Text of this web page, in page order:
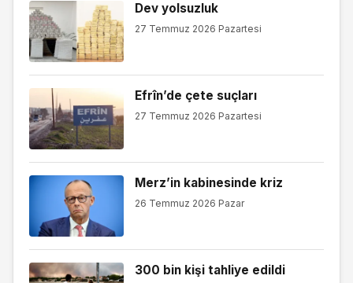
Dev yolsuzluk
27 Temmuz 2026 Pazartesi
Efrîn’de çete suçları
27 Temmuz 2026 Pazartesi
Merz’in kabinesinde kriz
26 Temmuz 2026 Pazar
300 bin kişi tahliye edildi